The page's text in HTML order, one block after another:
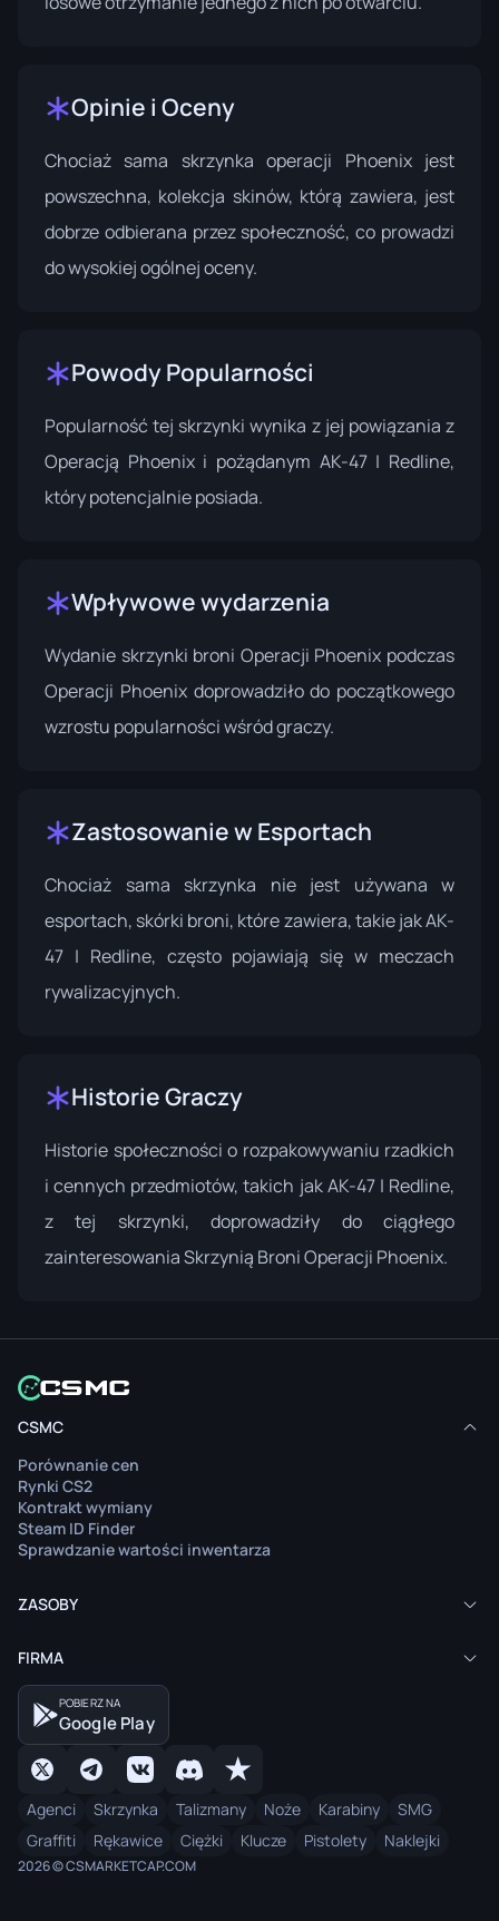
Opinie i Oceny
Chociaż sama skrzynka operacji Phoenix jest
powszechna, kolekcja skinów, którą zawiera, jest
dobrze odbierana przez społeczność, co prowadzi
do wysokiej ogólnej oceny.
Powody Popularności
Popularność tej skrzynki wynika z jej powiązania z
Operacją Phoenix i pożądanym AK-47 | Redline,
który potencjalnie posiada.
Wpływowe wydarzenia
Wydanie skrzynki broni Operacji Phoenix podczas
Operacji Phoenixdoprowadziło do początkowego
wzrostu popularności wśród graczy.
Zastosowanie w Esportach
Chociaż sama skrzynka nie jest używana w
esportach, skórki broni, które zawiera, takie jak AK-
47 | Redline, często pojawiają się w meczach
rywalizacyjnych.
Historie Graczy
Historie społeczności o rozpakowywaniu rzadkich
i cennych przedmiotów, takich jak AK-47 | Redline,
z tej skrzynki, doprowadziły do ciągłego
zainteresowania Skrzynią Broni Operacji Phoenix.
CSMC
Porównanie cen
Rynki CS2
Kontrakt wymiany
Steam ID Finder
Sprawdzanie wartości inwentarza
ZASOBY
FIRMA
POBIERZ NA
Google Play
Agenci Skrzynka Talizmany Noże Karabiny
SMG
Graffiti
Rękawice Ciężki Klucze Pistolety Naklejki
2026 © CSMARKETCAP.COM